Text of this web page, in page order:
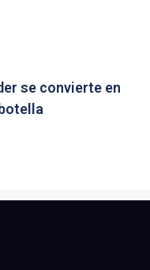
se convierte en